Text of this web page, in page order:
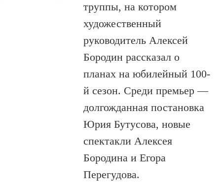
труппы, на котором
художественный
руководитель Алексей
Бородин рассказал о
планах на юбилейный 100-
й сезон. Среди премьер —
долгожданная постановка
Юрия Бутусова, новые
спектакли Алексея
Бородина и Егора
Перегудова.